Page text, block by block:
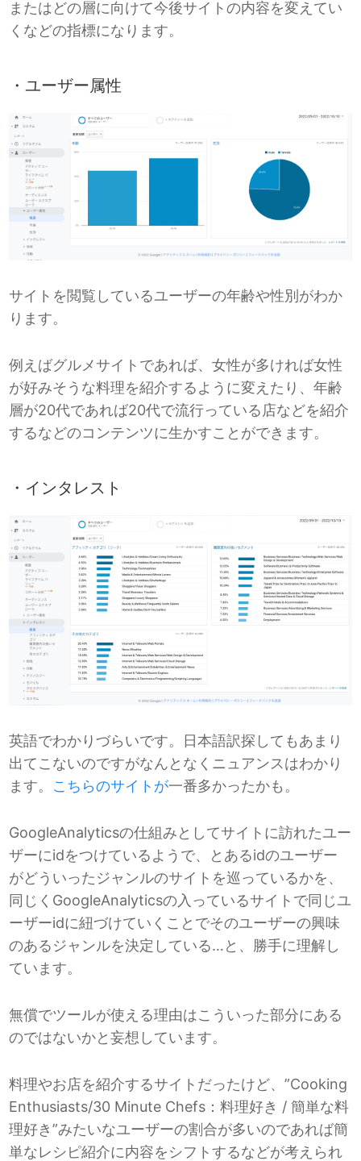
またはどの層に向けて今後サイトの内容を変えてい
くなどの指標になります。
・ユーザー属性
サイトを閲覧しているユーザーの年齢や性別がわか
ります。
例えばグルメサイトであれば、女性が多ければ女性
が好みそうな料理を紹介するように変えたり、年齢
層が20代であれば20代で流行っている店などを紹介
するなどのコンテンツに生かすことができます。
・インタレスト
英語でわかりづらいです。日本語訳探してもあまり
出てこないのですがなんとなくニュアンスはわかり
ます。 こちらのサイトが一番多かったかも。
GoogleAnalyticsの仕組みとしてサイトに訪れたユー
ザーにidをつけているようで、とあるidのユーザー
がどういったジャンルのサイトを巡っているかを、
同じくGoogleAnalyticsの入っているサイトで同じユ
ーザーidに紐づけていくことでそのユーザーの興味
のあるジャンルを決定している…と、勝手に理解し
ています。
無償でツールが使える理由はこういった部分にある
のではないかと妄想しています。
料理やお店を紹介するサイトだったけど、”Cooking
Enthusiasts/30 Minute Chefs：料理好き / 簡単な料
理好き”みたいなユーザーの割合が多いのであれば簡
単なレシピ紹介に内容をシフトするなどが考えられ